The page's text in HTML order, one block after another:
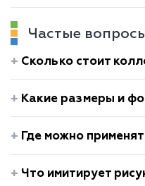
Частые
Сколько стоит
Какие размеры и
Где можно
Что имитирует